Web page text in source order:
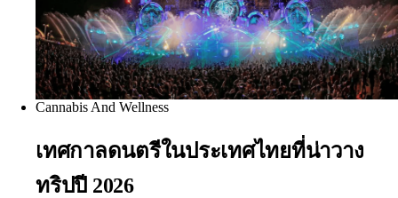
Cannabis And Wellness
เทศกาลดนตรีในประเทศไทยที่น่าวาง
ทริปปี 2026